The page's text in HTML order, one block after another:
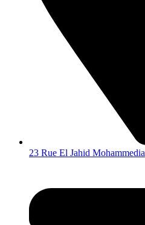
23 Rue El Jahid Mohammedia